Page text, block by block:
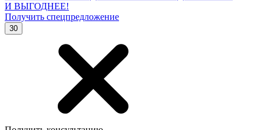
И ВЫГОДНЕЕ!
Получить спецпредложение
30